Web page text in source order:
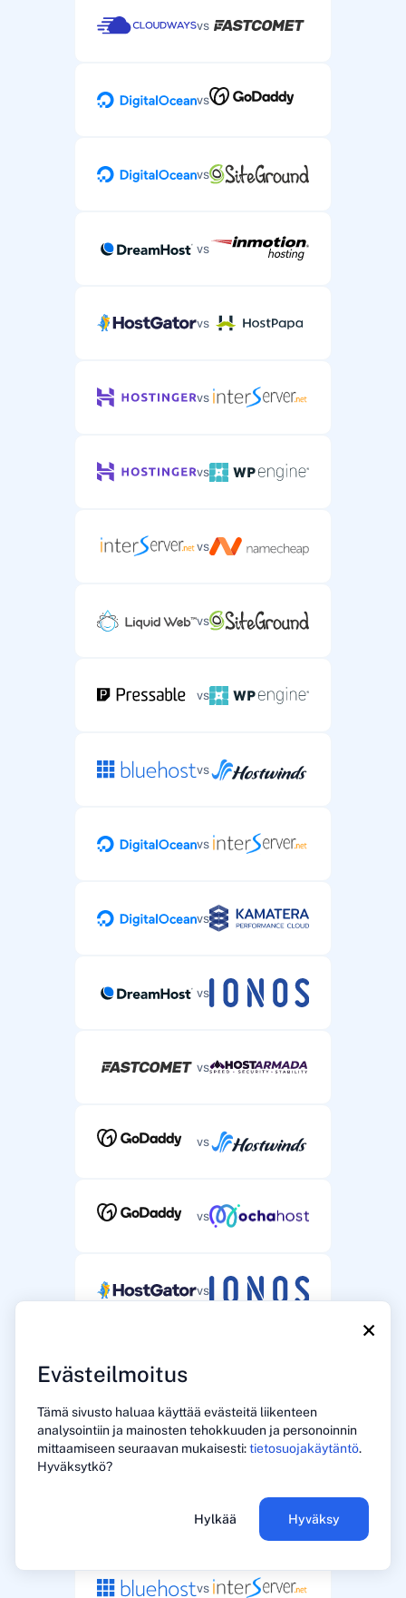
×
Evästeilmoitus
Tämä sivusto haluaa käyttää evästeitä liikenteen
analysointiin ja mainosten tehokkuuden ja personoinnin
mittaamiseen seuraavan mukaisesti:tietosuojakäytäntö.
Hyväksytkö?
Hylkää Hyväksy
vs
vs
vs
vs
vs
vs
vs
vs
vs
vs
vs
vs
vs
vs
vs
vs
vs
vs
vs
vs
vs